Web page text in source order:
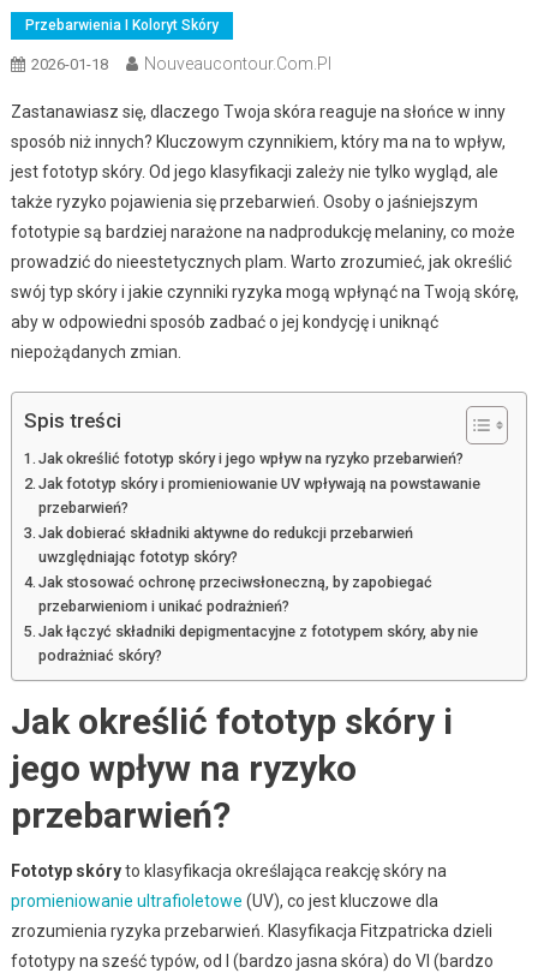
Przebarwienia I Koloryt Skóry
2026-01-18 Nouveaucontour.com.pl
Zastanawiasz się, dlaczego Twoja skóra reaguje na słońce w inny
sposób niż innych? Kluczowym czynnikiem, który ma na to wpływ,
jest fototyp skóry. Od jego klasyfikacji zależy nie tylko wygląd, ale
także ryzyko pojawienia się przebarwień. Osoby o jaśniejszym
fototypie są bardziej narażone na nadprodukcję melaniny, co może
prowadzić do nieestetycznych plam. Warto zrozumieć, jak określić
swój typ skóry i jakie czynniki ryzyka mogą wpłynąć na Twoją skórę,
aby w odpowiedni sposób zadbać o jej kondycję i uniknąć
niepożądanych zmian.
Spis treści
Jak określić fototyp skóry i jego wpływ na ryzyko przebarwień?
Jak fototyp skóry i promieniowanie UV wpływają na powstawanie
przebarwień?
Jak dobierać składniki aktywne do redukcji przebarwień
uwzględniając fototyp skóry?
Jak stosować ochronę przeciwsłoneczną, by zapobiegać
przebarwieniom i unikać podrażnień?
Jak łączyć składniki depigmentacyjne z fototypem skóry, aby nie
podrażniać skóry?
Jak określić fototyp skóry i
jego wpływ na ryzyko
przebarwień?
Fototyp skóryto klasyfikacja określająca reakcję skóry na
promieniowanie ultrafioletowe (UV), co jest kluczowe dla
zrozumienia ryzyka przebarwień. Klasyfikacja Fitzpatricka dzieli
fototypy na sześć typów, od I (bardzo jasna skóra) do VI (bardzo